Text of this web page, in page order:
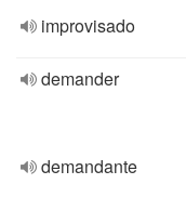
improvisado
demander
demandante